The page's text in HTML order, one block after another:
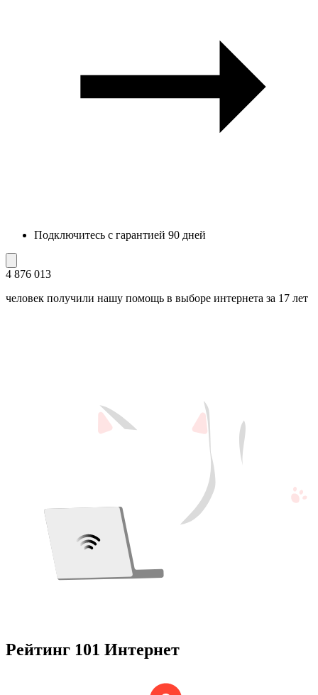
Подключитесь с гарантией 90 дней
4 876 013
человек получили нашу помощь в выборе интернета за 17 лет
Рейтинг 101 Интернет